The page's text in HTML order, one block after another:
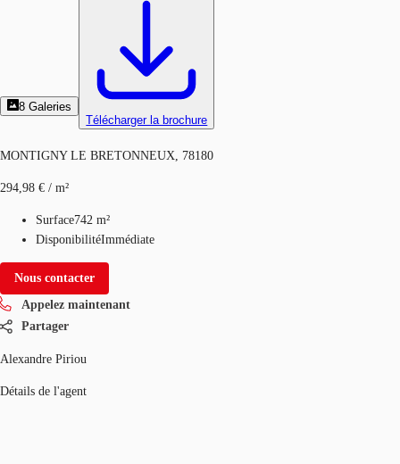
8 Galeries
Télécharger la brochure
MONTIGNY LE BRETONNEUX, 78180
294,98 € / m²
Surface742 m²
DisponibilitéImmédiate
Nous contacter
Appelez maintenant
Partager
Alexandre Piriou
Détails de l'agent